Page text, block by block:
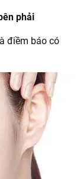
phải
điềm báo có